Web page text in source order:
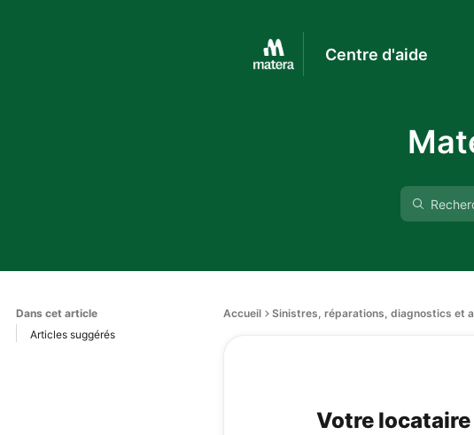
Centre d'aide
Dans cet article
Articles suggérés
Accueil Sinistres, réparations, diagnostics et
Votre